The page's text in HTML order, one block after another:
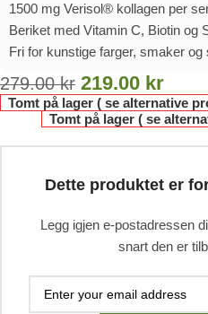
1500 mg Verisol® kollagen per
Beriket med Vitamin C, Biotin og
Fri for kunstige farger, smaker og
279.00kr 219.00 kr
Tomt på lager ( se alternative
Tomt på lager ( se
Dette produktet er
Legg igjen e-postadressen
snart den er